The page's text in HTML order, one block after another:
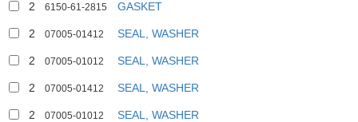
2 6150-61-2815 GASKET
2 07005-01412 SEAL, WASHER
2 07005-01012 SEAL, WASHER
2 07005-01412 SEAL, WASHER
2 07005-01012 SEAL, WASHER